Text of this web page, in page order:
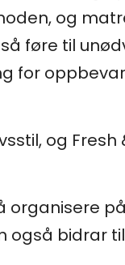
og
føre til
for
og
også bidrar